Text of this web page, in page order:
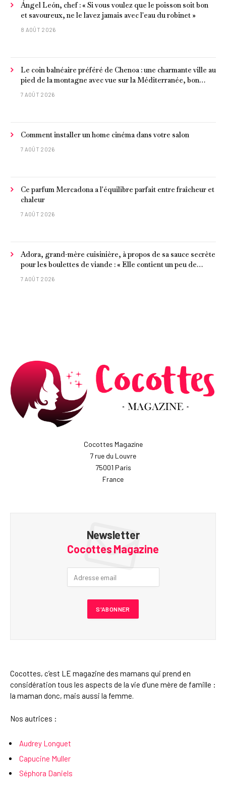
Ángel León, chef : « Si vous voulez que le poisson soit bon
et savoureux, ne le lavez jamais avec l'eau du robinet »
8 AOÛT 2026
Le coin balnéaire préféré de Chenoa : une charmante ville au
pied de la montagne avec vue sur la Méditerranée, bon
poisson et criques isolées
7 AOÛT 2026
Comment installer un home cinéma dans votre salon
7 AOÛT 2026
Ce parfum Mercadona a l'équilibre parfait entre fraîcheur et
chaleur
7 AOÛT 2026
Adora, grand-mère cuisinière, à propos de sa sauce secrète
pour les boulettes de viande : « Elle contient un peu de
curcuma, du poivre, une poignée d'amandes et des tomates
7 AOÛT 2026
Cocottes Magazine
7 rue du Louvre
75001 Paris
France
Newsletter
Cocottes Magazine
Cocottes, c’est LE magazine des mamans qui prend en
considération tous les aspects de la vie d’une mère de famille :
la maman donc, mais aussi la femme.
Nos autrices :
Audrey Longuet
Capucine Muller
Séphora Daniels